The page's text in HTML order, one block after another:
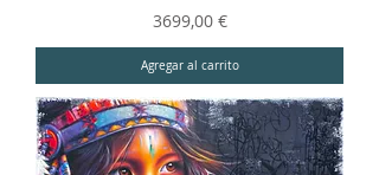
Precio
3699,00 €
Agregar al carrito